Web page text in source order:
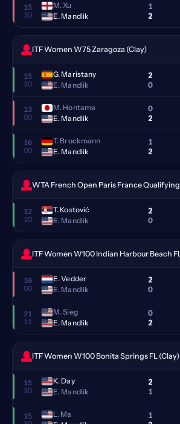
15
30
M. Xu
E. Mandlik
1
2
ITF Women W75 Zaragoza (Clay)
15
30
G. Maristany
E. Mandlik
2
0
13
00
M. Hontama
E. Mandlik
0
2
16
00
T. Brockmann
E. Mandlik
1
2
12
10
T. Kostović
E. Mandlik
2
0
16
00
E. Vedder
E. Mandlik
2
0
21
11
M. Sieg
E. Mandlik
0
2
ITF Women W100 Bonita Springs FL (Clay)
15
30
K. Day
E. Mandlik
2
1
15
L. Ma
1